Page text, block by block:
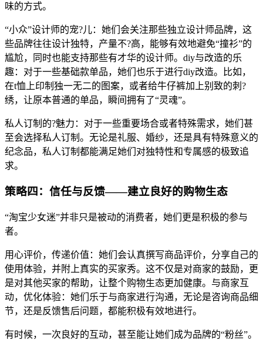
味的方式。
“小众”设计师的宠?儿：她们会关注那些独立设计师品牌，这
些品牌往往设计独特，产量不?高，能够有效地避免“撞衫”的
尴尬，同时也能支持那些有才华的设计师。diy与改造的乐
趣：对于一些基础款单品，她们也乐于进行diy改造。比如，
在t恤上印制独一无二的图案，或者给牛仔裤加上别致的刺?
绣，让原本普通的单品，瞬间拥有了“灵魂”。
私人订制的?魅力：对于一些重要场合或者特殊需求，她们甚
至会选择私人订制。无论是礼服、婚纱，还是具有特殊意义的
纪念品，私人订制都能满足她们对独特性和专属感的极致追
求。
策略四：信任与反馈——建立良好的购物生态
“淘宝少女迷”并非只是被动的消费者，她们更是积极的参与
者。
用心评价，传递价值：她们会认真撰写商品评价，分享自己的
使用体验，并附上真实的买家秀。这不仅是对商家的鼓励，更
是对其他买家的帮助，让整个购物生态更加健康。与商家互
动，优化体验：她们乐于与商家进行沟通，无论是咨询商品细
节，还是反馈售后问题，都能积极有效地进行。
有时候，一次良好的互动，甚至能让她们成为品牌的“粉丝”。